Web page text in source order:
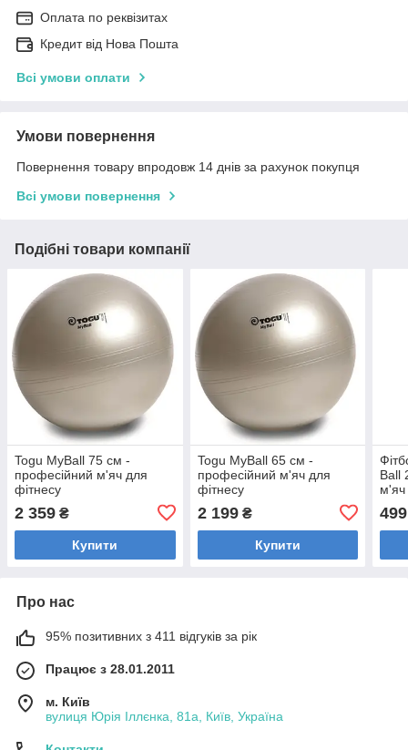
Оплата по реквізитах
Кредит від Нова Пошта
Всі умови оплати
Умови повернення
Повернення товару впродовж 14 днів за рахунок покупця
Всі умови повернення
Подібні товари компанії
Togu MyBall 75 см -
професійний м'яч для
фітнесу
2 359 ₴
Купити
Togu MyBall 65 см -
професійний м'яч для
фітнесу
2 199₴
Купити
Ball
м'яч
499
Про нас
95% позитивних з 411 відгуків за рік
Працює з 28.01.2011
м. Київ
вулиця Юрія Іллєнка, 81а, Київ, Україна